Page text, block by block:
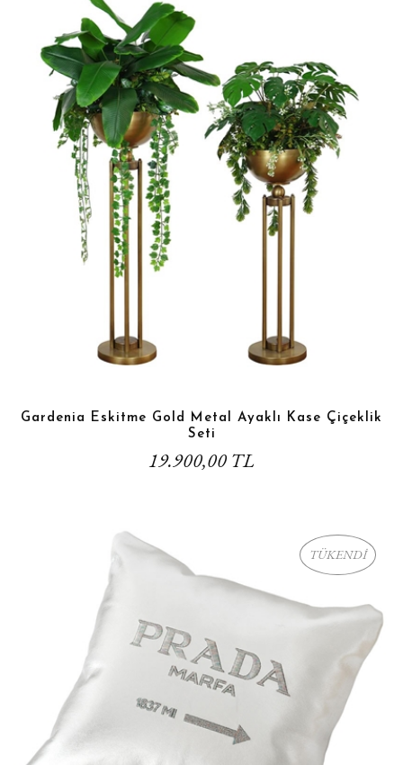
Gardenia Eskitme Gold Metal Ayaklı Kase Çiçeklik
Seti
19.900,00 TL
TÜKENDİ